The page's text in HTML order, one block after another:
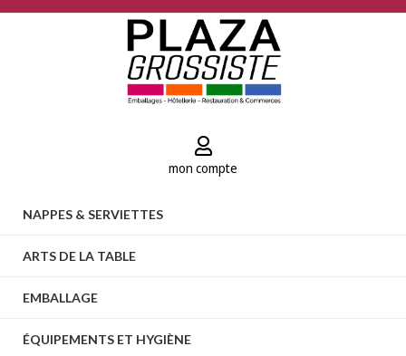
mon compte
NAPPES & SERVIETTES
ARTS DE LA TABLE
EMBALLAGE
ÉQUIPEMENTS ET HYGIÈNE